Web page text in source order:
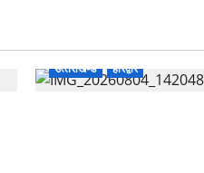
उत्‍तराखण्‍ड हरिद्वार